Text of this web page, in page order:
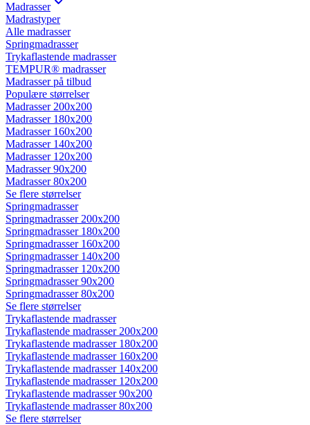
Madrasser
Madrastyper
Alle madrasser
Springmadrasser
Trykaflastende madrasser
TEMPUR® madrasser
Madrasser på tilbud
Populære størrelser
Madrasser 200x200
Madrasser 180x200
Madrasser 160x200
Madrasser 140x200
Madrasser 120x200
Madrasser 90x200
Madrasser 80x200
Se flere størrelser
Springmadrasser
Springmadrasser 200x200
Springmadrasser 180x200
Springmadrasser 160x200
Springmadrasser 140x200
Springmadrasser 120x200
Springmadrasser 90x200
Springmadrasser 80x200
Se flere størrelser
Trykaflastende madrasser
Trykaflastende madrasser 200x200
Trykaflastende madrasser 180x200
Trykaflastende madrasser 160x200
Trykaflastende madrasser 140x200
Trykaflastende madrasser 120x200
Trykaflastende madrasser 90x200
Trykaflastende madrasser 80x200
Se flere størrelser